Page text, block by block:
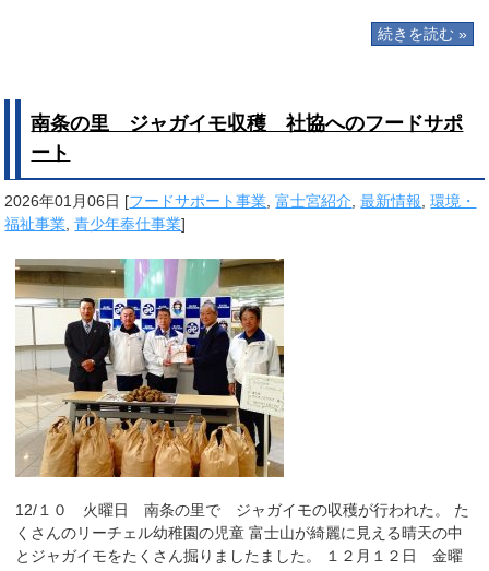
続きを読む »
南条の里 ジャガイモ収穫 社協へのフードサポ
ート
2026年01月06日 [フードサポート事業,富士宮紹介,最新情報,環境・
福祉事業,青少年奉仕事業]
12/１０ 火曜日 南条の里で ジャガイモの収穫が行われた。 た
くさんのリーチェル幼稚園の児童 富士山が綺麗に見える晴天の中
とジャガイモをたくさん掘りましたました。 １２月１２日 金曜